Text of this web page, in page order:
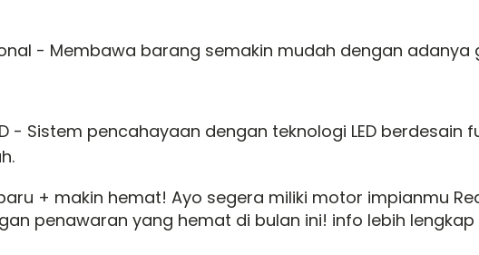
- Membawa barang semakin mudah dengan adanya
- Sistem pencahayaan dengan teknologi LED berdesain
+ makin hemat! Ayo segera miliki motor impianmu
penawaran yang hemat di bulan ini! info lebih